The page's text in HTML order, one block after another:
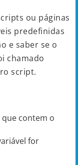
ou páginas
predefinidas
e saber se o
chamado
script.
que contem o
for